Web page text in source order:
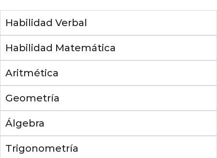
Habilidad Verbal
Habilidad Matemática
Aritmética
Geometría
Álgebra
Trigonometría